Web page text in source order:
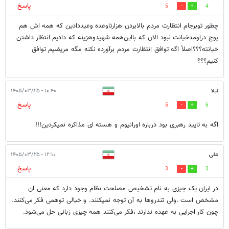
4
5
پاسخ
چطور توبرجام انتظارت مردم بالابردن هزارتاوعده وعیددادین که همه اش هم
پوچ دراومدخیانت نبود الان که بااین‌همه شهیدوهزینه که دادیم انتظار داشتن
خیانته؟؟؟اصلأ اگه توافق انتظارت مردم برآورده نکنه مگه مریضیم توافق
کنیم؟؟؟
لیلا ۱۰:۴۰ - ۱۴۰۵/۰۳/۲۵
6
5
پاسخ
اگه به تایید رهبری بود درباره اورانیوم و هسته ای مذاکره نمیکردین!!!
علی ۱۲:۱۰ - ۱۴۰۵/۰۳/۲۵
3
3
پاسخ
در ایران یک چیزی به نام تشخیص مصلحت نظام وجود دارد که معنی ان
مشخص است .ولی تندروها به آن توجه نمیکنند. و خیالی توهمی فکر می‌کنند.
چون کار اجرایی به عهده ندارند ،فکر می‌کنند همه چیزی زبانی حل می‌شود.